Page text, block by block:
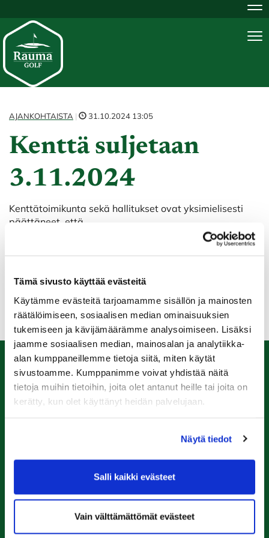
Tämä sivusto käyttää evästeitä
Käytämme evästeitä tarjoamamme sisällön ja mainosten
räätälöimiseen, sosiaalisen median ominaisuuksien
tukemiseen ja kävijämäärämme analysoimiseen. Lisäksi
jaamme sosiaalisen median, mainosalan ja analytiikka-
alan kumppaneillemme tietoja siitä, miten käytät
sivustoamme. Kumppanimme voivat yhdistää näitä
tietoja muihin tietoihin, joita olet antanut heille tai joita on
kerätty, kun olet käyttänyt heidän palvelujaan.
Näytä tiedot
Salli kaikki evästeet
Vain välttämättömät evästeet
AJANKOHTAISTA | 31.10.2024 13:05
Kenttä suljetaan
3.11.2024
Kenttätoimikunta sekä hallitukset ovat yksimielisesti
päättäneet, että
viimeinen pelipäivä kaudella 2024 on sunnuntai 3.11.,
Kiitos kaikille pelaajille, sekä omille että vieraille,
kaudesta. Ensi vuonna pelataan taas!
Caddiemaster
0447974813
Ala-Pomppustentie 20
26510 Rauma
Laajemmat yhteystiedot
Seuraa meitä